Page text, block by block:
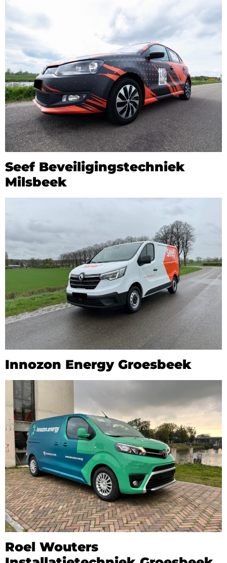
Seef Beveiligingstechniek
Milsbeek
Innozon Energy Groesbeek
Roel Wouters